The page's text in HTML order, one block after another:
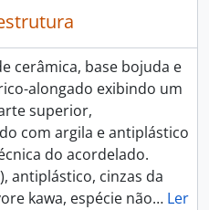
cerâmica, base bojuda e
alongado exibindo um
superior,
com argila e antiplástico
do acordelado.
antiplástico, cinzas da
kawa, espécie não… Ler